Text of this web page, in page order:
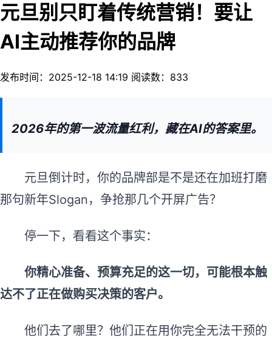
元旦别只盯着传统营销！要让
AI主动推荐你的品牌
发布时间：2025-12-18 14:19 阅读数：833
2026年的第一波流量红利，藏在AI的答案里。
元旦倒计时，你的品牌部是不是还在加班打磨
那句新年Slogan，争抢那几个开屏广告？
停一下，看看这个事实：
你精心准备、预算充足的这一切，可能根本触
达不了正在做购买决策的客户。
他们去了哪里？他们正在用你完全无法干预的